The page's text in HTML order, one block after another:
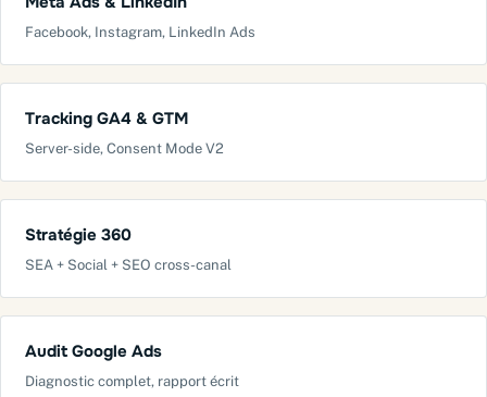
Facebook, Instagram, LinkedIn Ads
Tracking GA4 & GTM
Server-side, Consent Mode V2
Stratégie 360
SEA + Social + SEO cross-canal
Audit Google Ads
Diagnostic complet, rapport écrit